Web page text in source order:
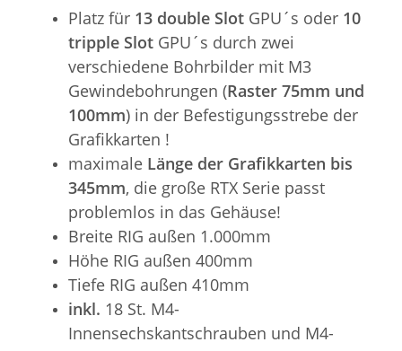
Platz für 13 double Slot GPU´s oder 10
tripple Slot GPU´s durch zwei
verschiedene Bohrbilder mit M3
Gewindebohrungen (Raster 75mm und
100mm) in der Befestigungsstrebe der
Grafikkarten !
maximale Länge der Grafikkarten bis
345mm, die große RTX Serie passt
problemlos in das Gehäuse!
Breite RIG außen 1.000mm
Höhe RIG außen 400mm
Tiefe RIG außen 410mm
inkl. 18 St. M4-
Innensechskantschrauben und M4-